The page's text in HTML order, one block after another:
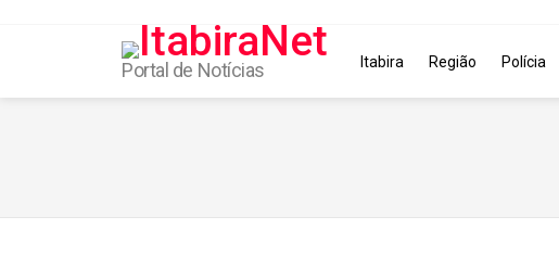
Portal de Notícias Itabira Região Polícia